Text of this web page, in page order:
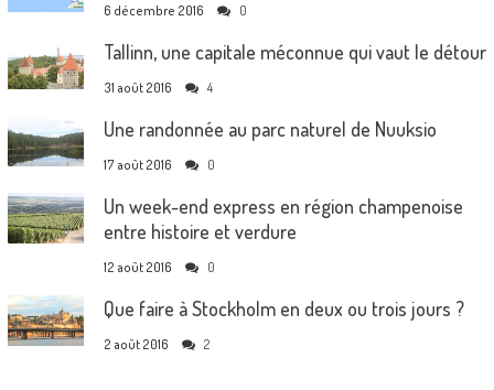
6 décembre 2016 0
Tallinn, une capitale méconnue qui vaut le détour
31 août 2016 4
Une randonnée au parc naturel de Nuuksio
17 août 2016 0
Un week-end express en région champenoise
entre histoire et verdure
12 août 2016 0
Que faire à Stockholm en deux ou trois jours ?
2 août 2016 2